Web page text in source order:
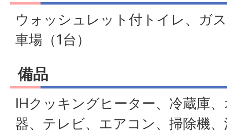
ウォッシュレット付トイレ、ガ
車場（1台）
備品
IHクッキングヒーター、冷蔵庫
器、テレビ、エアコン、掃除機